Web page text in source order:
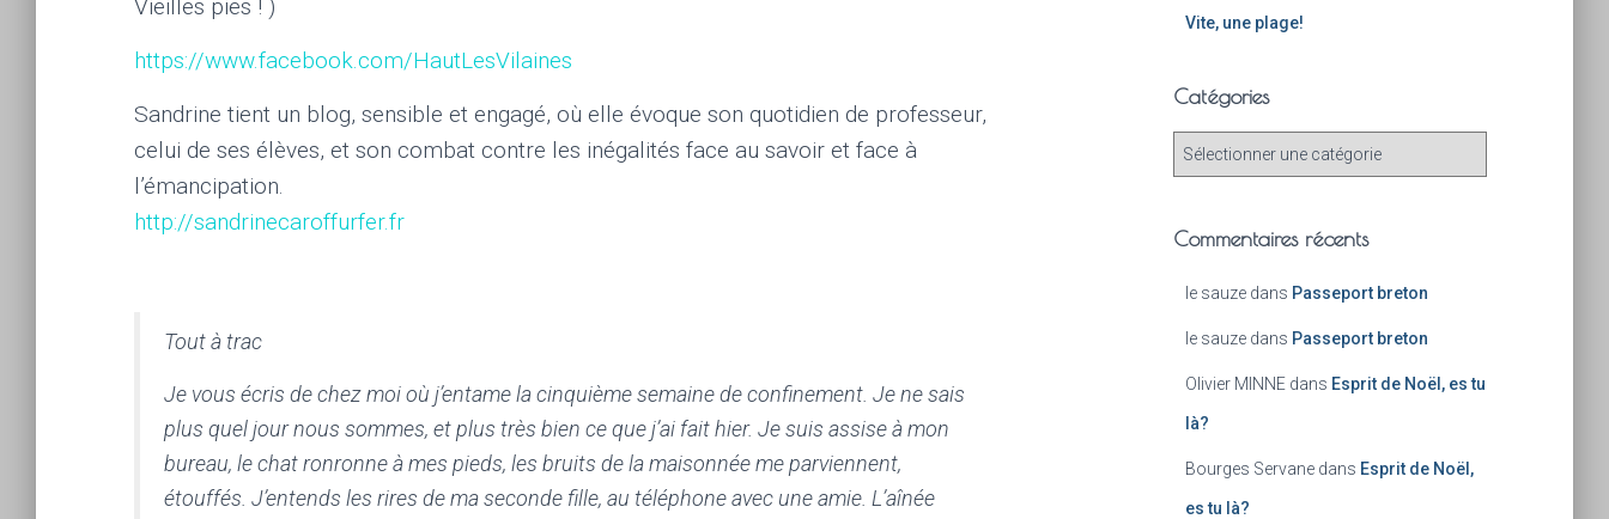
Vieilles pies ! )
https://www.facebook.com/HautLesVilaines
Sandrine tient un blog, sensible et engagé, où elle évoque son quotidien de professeur,
celui de ses élèves, et son combat contre les inégalités face au savoir et face à
l’émancipation.
http://sandrinecaroffurfer.fr
Tout à trac
Je vous écris de chez moi où j’entame la cinquième semaine de confinement. Je ne sais
plus quel jour nous sommes, et plus très bien ce que j’ai fait hier. Je suis assise à mon
bureau, le chat ronronne à mes pieds, les bruits de la maisonnée me parviennent,
étouffés. J’entends les rires de ma seconde fille, au téléphone avec une amie. L’aînée
Vite, une plage!
Catégories
Commentaires récents
le sauzedans Passeport breton
le sauzedans Passeport breton
Olivier MINNEdans Esprit de Noël, es tu
là?
Bourges Servanedans Esprit de Noël,
es tu là?